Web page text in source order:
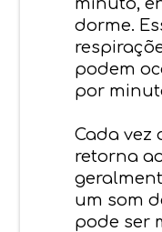
dorme.
podem
por
Cada vez
retorna
um som
pode ser